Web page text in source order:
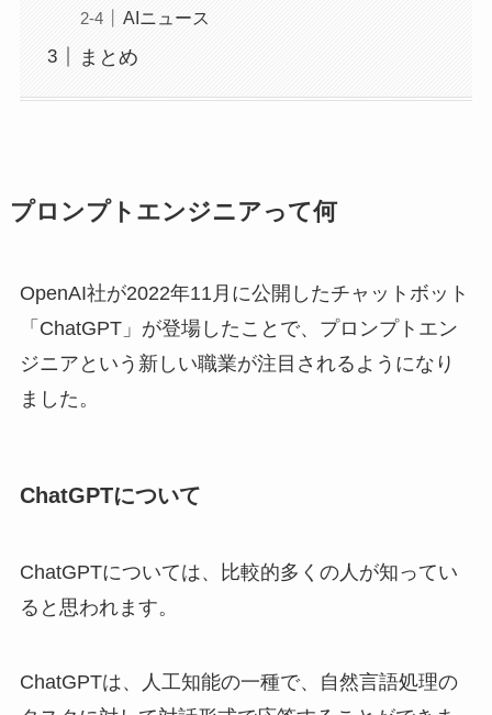
AIニュース
まとめ
プロンプトエンジニアって何
OpenAI社が2022年11月に公開したチャットボット
「ChatGPT」が登場したことで、プロンプトエン
ジニアという新しい職業が注目されるようになり
ました。
ChatGPTについて
ChatGPTについては、比較的多くの人が知ってい
ると思われます。
ChatGPTは、人工知能の一種で、自然言語処理の